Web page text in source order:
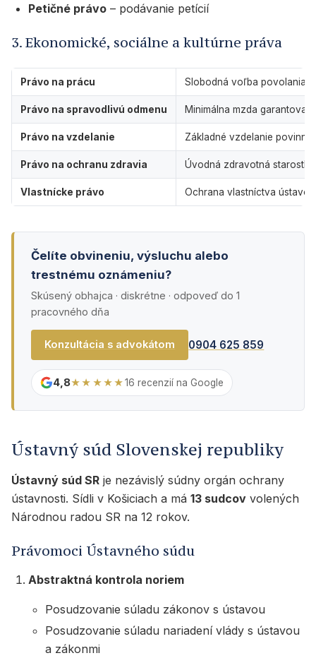
Petičné právo – podávanie petícií
3. Ekonomické, sociálne a kultúrne práva
Právo na prácu Slobodná voľba povolania
Právo na spravodlivú odmenu Minimálna mzda
Právo na vzdelanie Základné vzdelanie
Právo na ochranu zdravia Úvodná zdravotná
Vlastnícke právo Ochrana vlastníctva ústavou
Čelíte obvineniu, výsluchu alebo
trestnému oznámeniu?
Skúsený obhajca · diskrétne · odpoveď do 1
pracovného dňa
Konzultácia s advokátom 0904 625 859
4,8★★★★★16 recenzií na Google
Ústavný súd Slovenskej republiky
Ústavný súd SR je nezávislý súdny orgán ochrany
ústavnosti. Sídli v Košiciach a má 13 sudcov volených
Národnou radou SR na 12 rokov.
Právomoci Ústavného súdu
Abstraktná kontrola noriem
Posudzovanie súladu zákonov s ústavou
Posudzovanie súladu nariadení vlády s ústavou
a zákonmi